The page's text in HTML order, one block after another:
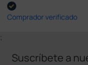
Comprador verificado
;
Suscríbete a